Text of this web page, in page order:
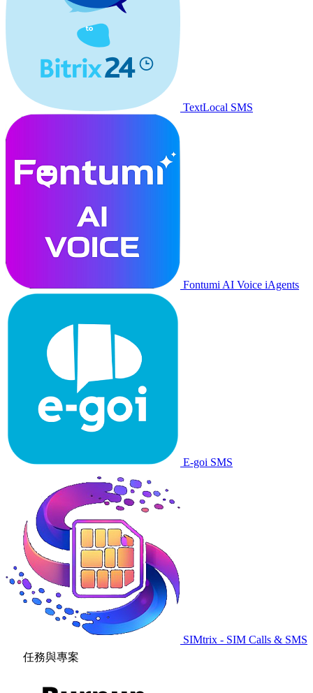
TextLocal SMS
Fontumi AI Voice iAgents
E-goi SMS
SIMtrix - SIM Calls & SMS
任務與專案